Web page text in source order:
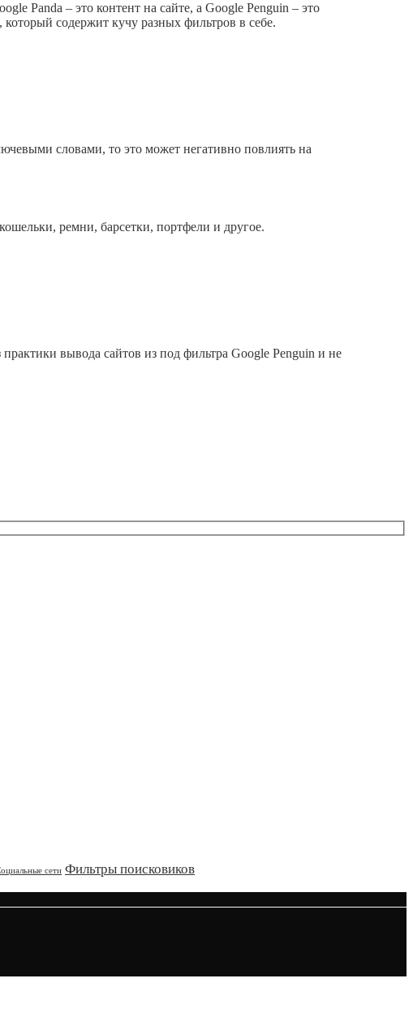
Panda – это контент на сайте, а Google Penguin – это
содержит кучу разных фильтров в себе.
словами, то это может негативно повлиять на
ремни, барсетки, портфели и другое.
вывода сайтов из под фильтра Google Penguin и не
сети Фильтры поисковиков